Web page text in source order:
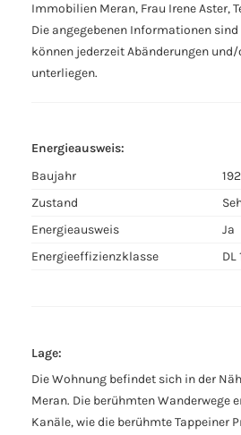
Immobilien Meran, Frau Irene Aster,
Die angegebenen Informationen
können jederzeit Abänderungen
unterliegen.
Energieausweis:
Baujahr
Zustand
Energieausweis
Ja
Energieeffizienzklasse
DL
Lage:
Die Wohnung befindet sich in der
Meran. Die berühmten Wanderwege
Kanäle, wie die berühmte Tappeiner